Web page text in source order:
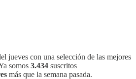
jueves con una selección de las mejores
somos 3.434 suscritos
más que la semana pasada.